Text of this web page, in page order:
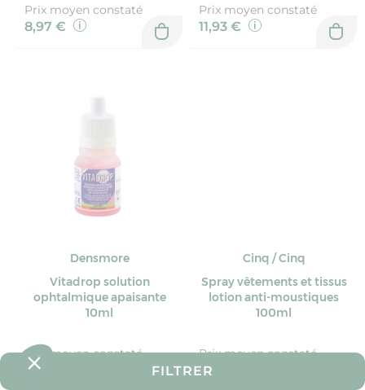
FILTRER
Prix moyen constaté
8,97 €
Prix moyen constaté
11,93 €
Densmore
Vitadrop solution
ophtalmique apaisante
10ml
Prix moyen constaté
9,41 €
Cinq / Cinq
Spray vêtements et tissus
lotion anti-moustiques
100ml
Prix moyen constaté
9,53 €